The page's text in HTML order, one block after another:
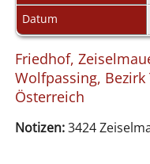
Datum
Friedhof,
Wolfpassing,
Österreich
Notizen:3424